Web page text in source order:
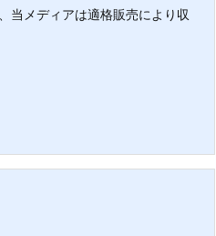
当メディアは適格販売により収